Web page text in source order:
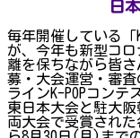
日
毎年開催している「
が、今年も新型コ
離を保ちながら皆さ
募・大会運営・審
ラインK-POPコンテ
東日本大会と駐大阪
両大会で受賞され